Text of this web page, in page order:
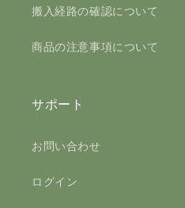
搬入経路の確認について
商品の注意事項について
サポート
お問い合わせ
ログイン